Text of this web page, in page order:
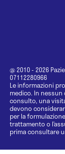
@ 2010 - 2026
07112280966
Le informazioni
medico. In
consulto, una
devono
per la
trattamento o
prima consultare